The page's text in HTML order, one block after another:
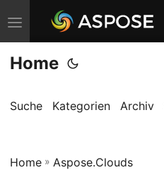
N
a
v
g
i
Home
Suche Kategorien Archiv
Home » Aspose.Clouds